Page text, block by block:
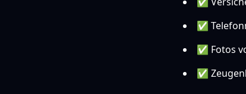
✅
✅ Fotos
✅